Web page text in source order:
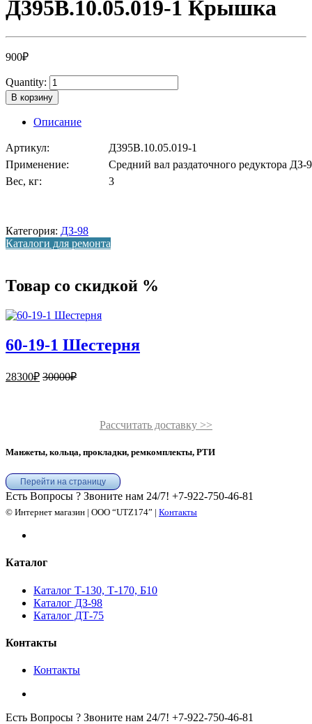
Д395В.10.05.019-1 Крышка
900₽
Quantity:
В корзину
Описание
Артикул:
Д395В.10.05.019-1
Применение:
Средний вал раздаточного редуктора ДЗ-
Вес, кг:
3
Категория: ДЗ-98
Каталоги для ремонта
Товар со скидкой %
60-19-1 Шестерня
28300₽ 30000₽
Рассчитать доставку >>
Манжеты, кольца, прокладки, ремкомплекты, РТИ
Перейти на страницу
Есть Вопросы ? Звоните нам 24/7! +7-922-750-46-81
© Интернет магазин | ООО “UTZ174” | Контакты
Каталог
Каталог Т-130, Т-170, Б10
Каталог ДЗ-98
Каталог ДТ-75
Контакты
Контакты
Есть Вопросы ? Звоните нам 24/7! +7-922-750-46-81